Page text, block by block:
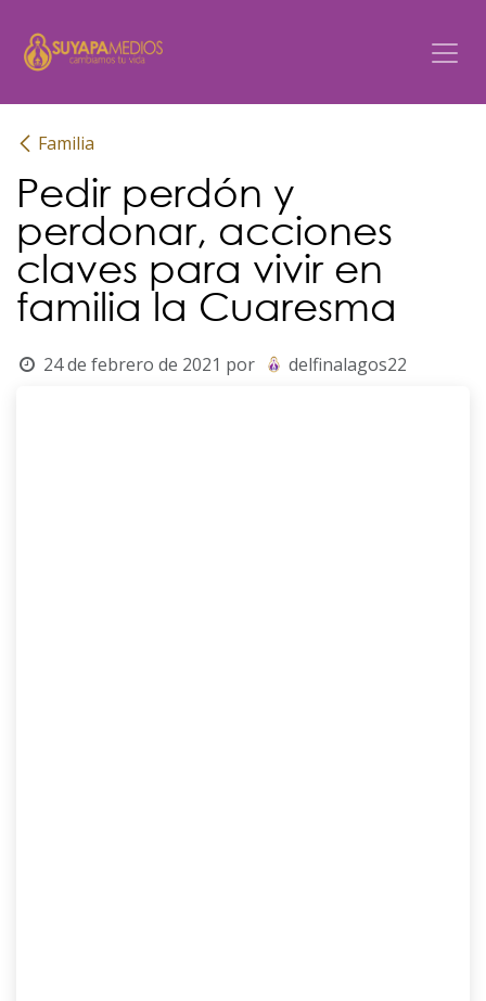
Familia
Pedir perdón y
perdonar, acciones
claves para vivir en
familia la Cuaresma
24 de febrero de 2021 por delfinalagos22